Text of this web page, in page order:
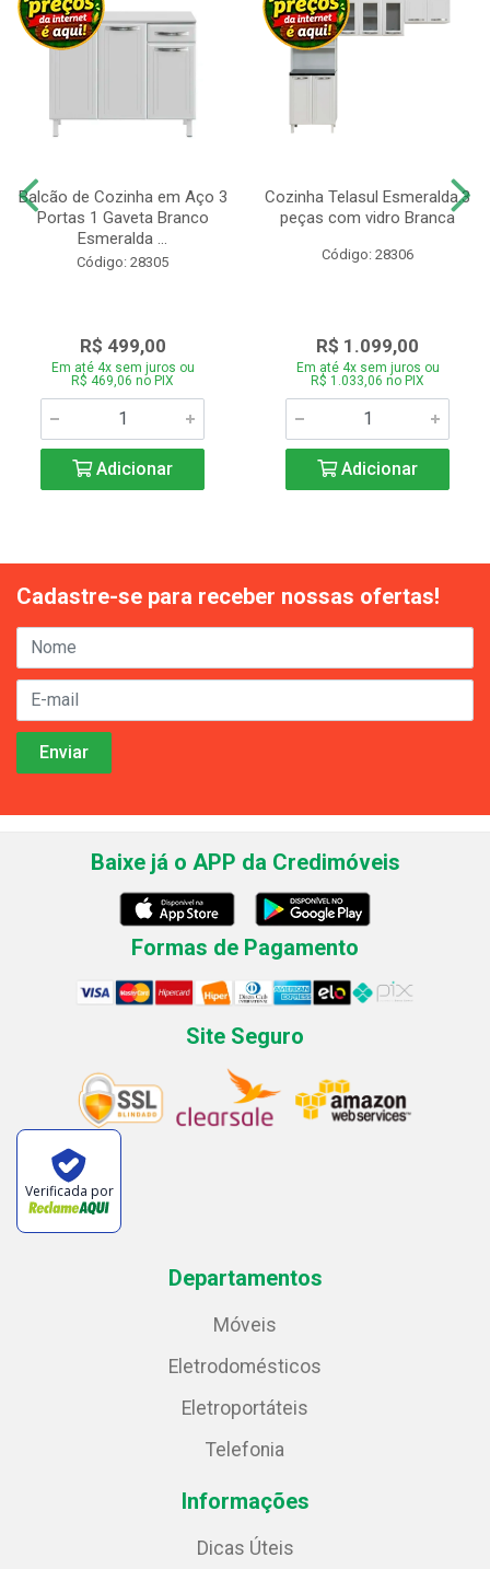
Balcão de Cozinha em Aço 3
Portas 1 Gaveta Branco
Esmeralda ...
Código: 28305
R$ 499,00
Em até 4x sem juros ou
R$ 469,06 no PIX
Adicionar
Cozinha Telasul Esmeralda.3
peças com vidro Branca
Código: 28306
R$ 1.099,00
Em até 4x sem juros ou
R$ 1.033,06 no PIX
Adicionar
Cadastre-se para receber nossas ofertas!
Baixe já o APP da Credimóveis
Formas de Pagamento
Site Seguro
Verificada por
Departamentos
Móveis
Eletrodomésticos
Eletroportáteis
Telefonia
Informações
Dicas Úteis